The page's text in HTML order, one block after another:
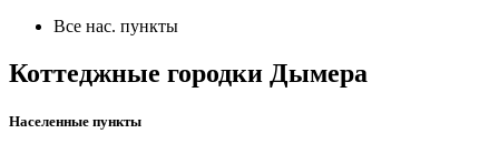
Все нас. пункты
Коттеджные городки Дымера
Населенные пункты